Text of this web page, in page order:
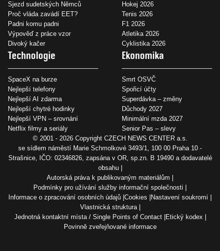
Sjezd sudetských Němců
Proč vláda zavádí EET?
Padni komu padni
Výpověď z práce vzor
Divoký kačer
Hokej 2026
Tenis 2026
F1 2026
Atletika 2026
Cyklistika 2026
Technologie
SpaceX na burze
Nejlepší telefony
Nejlepší AI zdarma
Nejlepší chytré hodinky
Nejlepší VPN – srovnání
Netflix filmy a seriály
Ekonomika
Smrt OSVČ
Spořicí účty
Superdávka – změny
Důchody 2027
Minimální mzda 2027
Senior Pas – slevy
© 2001 - 2026 Copyright CZECH NEWS CENTER a.s.
se sídlem náměstí Marie Schmolkové 3493/1, 100 00 Praha 10 -
Strašnice, IČO: 02346826, zapsána v OR, sp.zn. B 19490 a dodavatelé
obsahu
Autorská práva k publikovaným materiálům
Podmínky pro užívání služby informační společnosti
Informace o zpracování osobních údajů Cookies
Nastavení soukromí
Vlastnická struktura
Jednotná kontaktní místa / Single Points of Contact
Etický kodex
Povinně zveřejňované informace